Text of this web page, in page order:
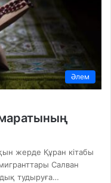
Әлем
жерде Құран кітабы
Салван
тудыруға…